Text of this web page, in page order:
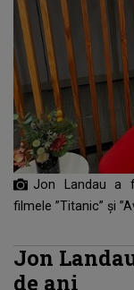
Jon Landau a
filmele ”Titanic” și
Jon
de ani